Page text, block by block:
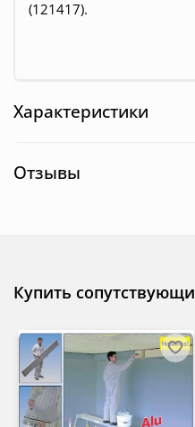
(121417).
Характеристики
Отзывы
Купить